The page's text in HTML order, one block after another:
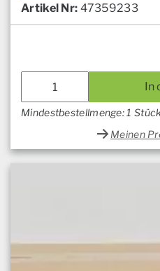
Artikel Nr: 47359233
Mindestbestellmenge: 1
Meinen